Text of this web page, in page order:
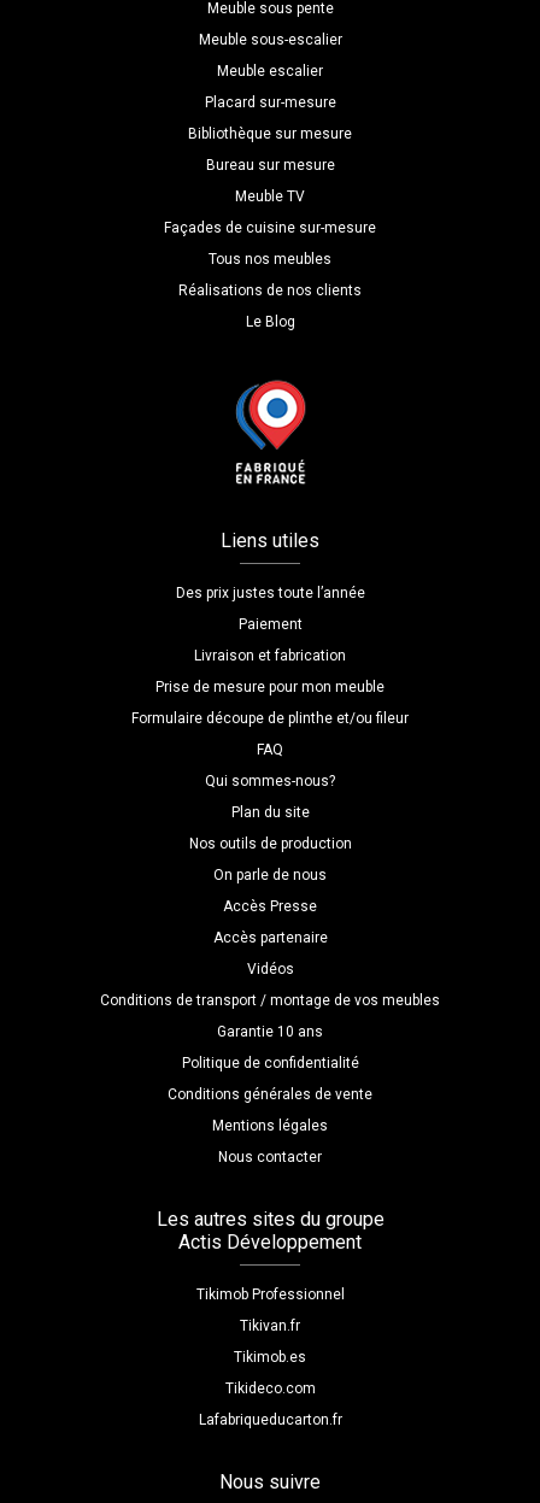
Meuble sous pente
Meuble sous-escalier
Meuble escalier
Placard sur-mesure
Bibliothèque sur mesure
Bureau sur mesure
Meuble TV
Façades de cuisine sur-mesure
Tous nos meubles
Réalisations de nos clients
Le Blog
Liens utiles
Des prix justes toute l’année
Paiement
Livraison et fabrication
Prise de mesure pour mon meuble
Formulaire découpe de plinthe et/ou fileur
FAQ
Qui sommes-nous?
Plan du site
Nos outils de production
On parle de nous
Accès Presse
Accès partenaire
Vidéos
Conditions de transport / montage de vos meubles
Garantie 10 ans
Politique de confidentialité
Conditions générales de vente
Mentions légales
Nous contacter
Les autres sites du groupe
Actis Développement
Tikimob Professionnel
Tikivan.fr
Tikimob.es
Tikideco.com
Lafabriqueducarton.fr
Nous suivre